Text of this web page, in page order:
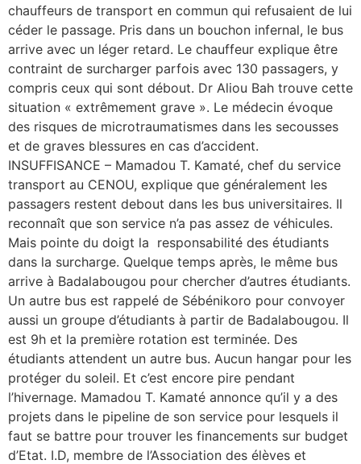
chauffeurs de transport en commun qui refusaient de lui
céder le passage. Pris dans un bouchon infernal, le bus
arrive avec un léger retard. Le chauffeur explique être
contraint de surcharger parfois avec 130 passagers, y
compris ceux qui sont débout. Dr Aliou Bah trouve cette
situation « extrêmement grave ». Le médecin évoque
des risques de microtraumatismes dans les secousses
et de graves blessures en cas d’accident.
INSUFFISANCE – Mamadou T. Kamaté, chef du service
transport au CENOU, explique que généralement les
passagers restent debout dans les bus universitaires. Il
reconnaît que son service n’a pas assez de véhicules.
Mais pointe du doigt la responsabilité des étudiants
dans la surcharge. Quelque temps après, le même bus
arrive à Badalabougou pour chercher d’autres étudiants.
Un autre bus est rappelé de Sébénikoro pour convoyer
aussi un groupe d’étudiants à partir de Badalabougou. Il
est 9h et la première rotation est terminée. Des
étudiants attendent un autre bus. Aucun hangar pour les
protéger du soleil. Et c’est encore pire pendant
l’hivernage. Mamadou T. Kamaté annonce qu’il y a des
projets dans le pipeline de son service pour lesquels il
faut se battre pour trouver les financements sur budget
d’Etat. I.D, membre de l’Association des élèves et